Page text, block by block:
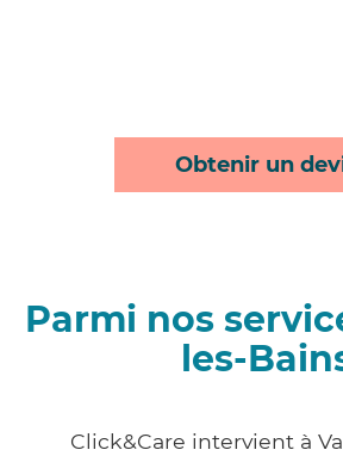
Obtenir un
Parmi nos
les-
Click&Care intervient à